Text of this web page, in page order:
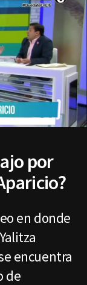
por
en donde
encuentra
de